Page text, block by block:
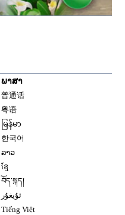
ພາສາ
普通话
粤语
မြန်မာ
한국어
ລາວ
ខ្មែ
བོད་སྐད།
ئۇيغۇر
Tiếng Việt